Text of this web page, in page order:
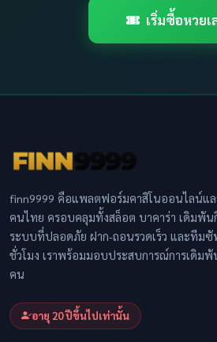
เริ่มซื้อหวยเ
finn9999 คือแพลตฟอร์มคาสิโนออนไลน์แ
คนไทย ครอบคลุมทั้งสล็อต บาคาร่า เดิมพั
ระบบที่ปลอดภัย ฝาก-ถอนรวดเร็ว และทีม
ชั่วโมง เราพร้อมมอบประสบการณ์การเดิม
คน
อายุ 20 ปีขึ้นไปเท่านั้น